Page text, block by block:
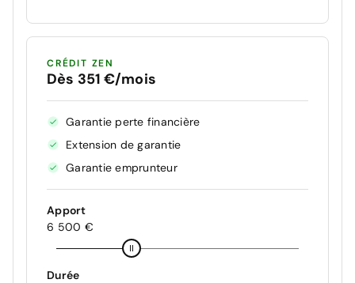
CRÉDIT ZEN
Dès 351 €/mois
Garantie perte financière
Extension de garantie
Garantie emprunteur
Apport
6 500 €
Durée